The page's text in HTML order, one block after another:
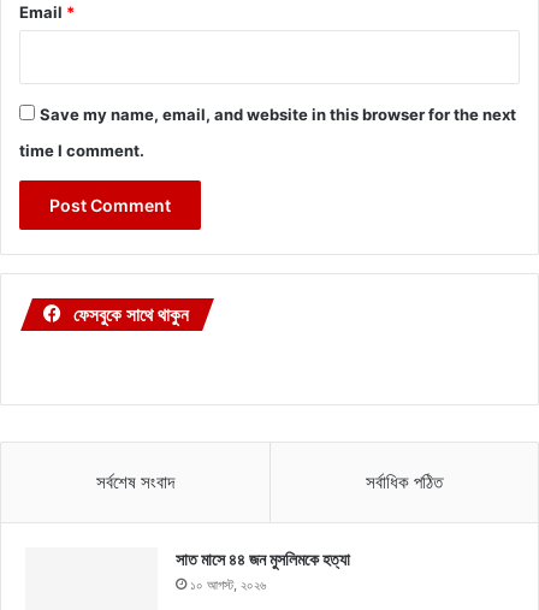
Email *
Save my name, email, and website in this browser for the next
time I comment.
ফেসবুকে সাথে থাকুন
সর্বশেষ সংবাদ সর্বাধিক পঠিত
সাত মাসে ৪৪ জন মুসলিমকে হত্যা
১০ আগস্ট, ২০২৬